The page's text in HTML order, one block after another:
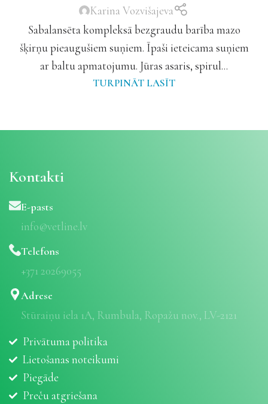
Karina Vozvišajeva
Sabalansēta kompleksā bezgraudu barība mazo
šķirņu pieaugušiem suņiem. Īpaši ieteicama suņiem
ar baltu apmatojumu. Jūras asaris, spirul...
TURPINĀT LASĪT
Kontakti
E-pasts
info@vetline.lv
Telefons
+371 20269055
Adrese
Stūraiņu iela 1A, Rumbula, Ropažu nov., LV-2121
Privātuma politika
Lietošanas noteikumi
Piegāde
Preču atgriešana